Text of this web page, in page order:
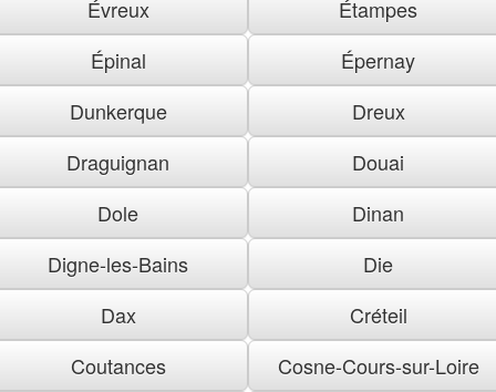
Évreux
Étampes
Épinal
Épernay
Dunkerque
Dreux
Draguignan
Douai
Dole
Dinan
Digne-les-Bains
Die
Dax
Créteil
Coutances
Cosne-Cours-sur-Loire